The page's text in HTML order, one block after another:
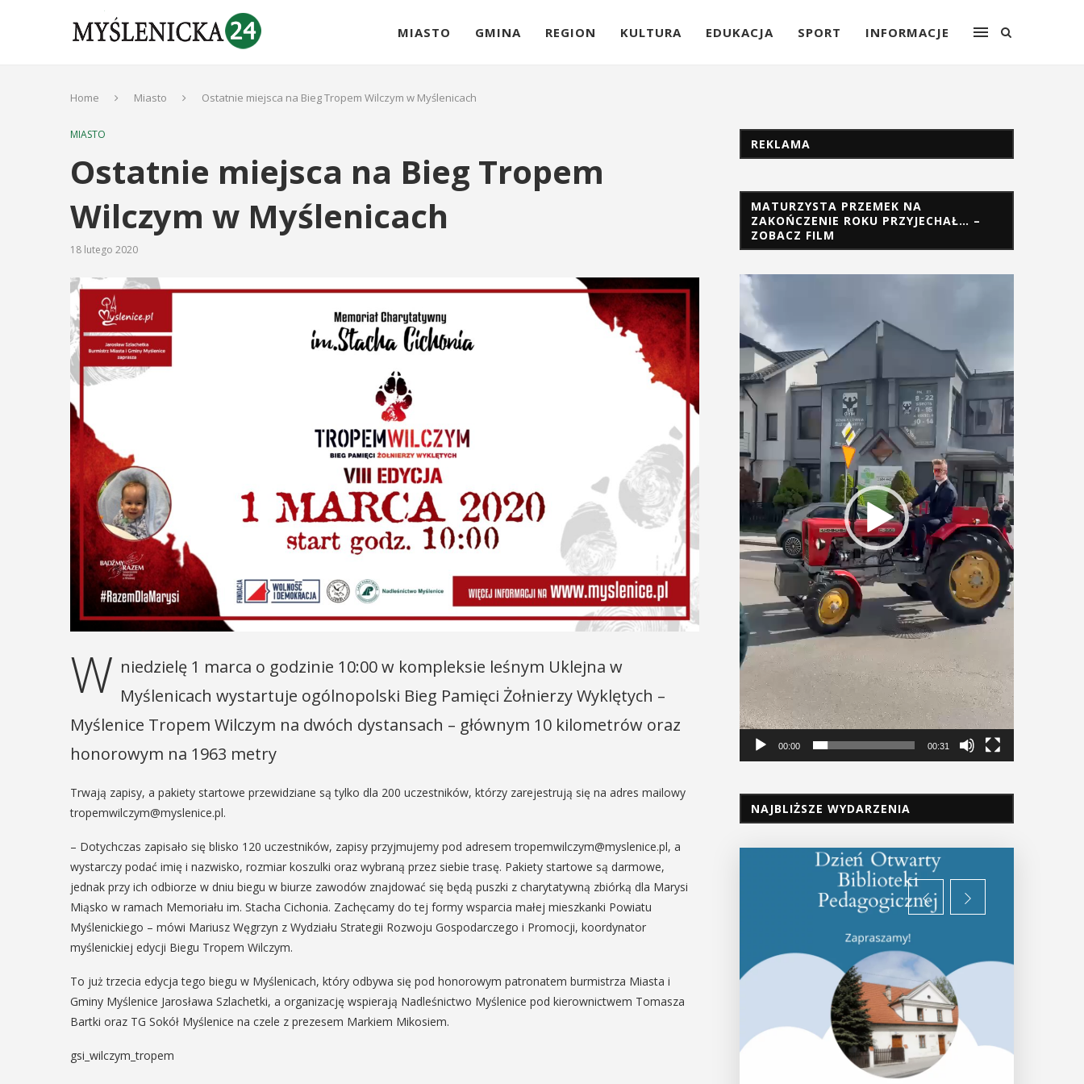
MIASTO GMINA REGION KULTURA EDUKACJA SPORT INFORMACJE
Home Miasto Ostatnie miejsca na Bieg Tropem Wilczym w Myślenicach
MIASTO
Ostatnie miejsca na Bieg Tropem
Wilczym w Myślenicach
18 lutego 2020
W niedzielę 1 marca o godzinie 10:00 w kompleksie leśnym Uklejna w
Myślenicach wystartuje ogólnopolski Bieg Pamięci Żołnierzy Wyklętych –
Myślenice Tropem Wilczym na dwóch dystansach – głównym 10 kilometrów oraz
honorowym na 1963 metry
Trwają zapisy, a pakiety startowe przewidziane są tylko dla 200 uczestników, którzy zarejestrują się na adres mailowy
tropemwilczym@myslenice.pl.
– Dotychczas zapisało się blisko 120 uczestników, zapisy przyjmujemy pod adresem tropemwilczym@myslenice.pl, a
wystarczy podać imię i nazwisko, rozmiar koszulki oraz wybraną przez siebie trasę. Pakiety startowe są darmowe,
jednak przy ich odbiorze w dniu biegu w biurze zawodów znajdować się będą puszki z charytatywną zbiórką dla Marysi
Miąsko w ramach Memoriału im. Stacha Cichonia. Zachęcamy do tej formy wsparcia małej mieszkanki Powiatu
Myślenickiego – mówi Mariusz Węgrzyn z Wydziału Strategii Rozwoju Gospodarczego i Promocji, koordynator
myślenickiej edycji Biegu Tropem Wilczym.
To już trzecia edycja tego biegu w Myślenicach, który odbywa się pod honorowym patronatem burmistrza Miasta i
Gminy Myślenice Jarosława Szlachetki, a organizację wspierają Nadleśnictwo Myślenice pod kierownictwem Tomasza
Bartki oraz TG Sokół Myślenice na czele z prezesem Markiem Mikosiem.
gsi_wilczym_tropem
REKLAMA
MATURZYSTA PRZEMEK NA
ZAKOŃCZENIE ROKU PRZYJECHAŁ… –
ZOBACZ FILM
Odtwarzacz
video
00:00 00:31
NAJBLIŻSZE WYDARZENIA